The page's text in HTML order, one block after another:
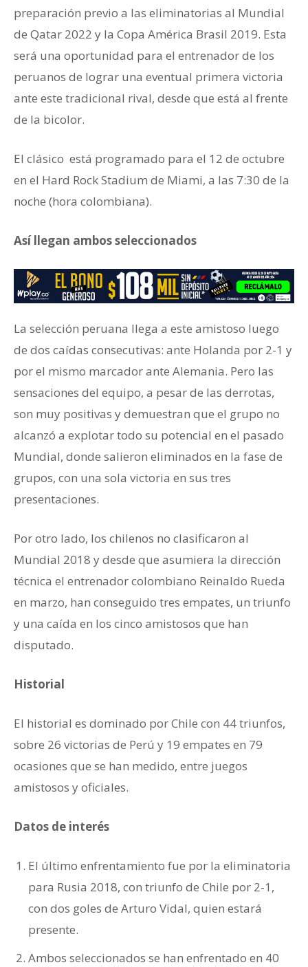
preparación previo a las eliminatorias al Mundial
de Qatar 2022 y la Copa América Brasil 2019. Esta
será una oportunidad para el entrenador de los
peruanos de lograr una eventual primera victoria
ante este tradicional rival, desde que está al frente
de la bicolor.
El clásico está programado para el 12 de octubre
en el Hard Rock Stadium de Miami, a las 7:30 de la
noche (hora colombiana).
Así llegan ambos seleccionados
La selección peruana llega a este amistoso luego
de dos caídas consecutivas: ante Holanda por 2-1 y
por el mismo marcador ante Alemania. Pero las
sensaciones del equipo, a pesar de las derrotas,
son muy positivas y demuestran que el grupo no
alcanzó a explotar todo su potencial en el pasado
Mundial, donde salieron eliminados en la fase de
grupos, con una sola victoria en sus tres
presentaciones.
Por otro lado, los chilenos no clasificaron al
Mundial 2018 y desde que asumiera la dirección
técnica el entrenador colombiano Reinaldo Rueda
en marzo, han conseguido tres empates, un triunfo
y una caída en los cinco amistosos que han
disputado.
Historial
El historial es dominado por Chile con 44 triunfos,
sobre 26 victorias de Perú y 19 empates en 79
ocasiones que se han medido, entre juegos
amistosos y oficiales.
Datos de interés
El último enfrentamiento fue por la eliminatoria
para Rusia 2018, con triunfo de Chile por 2-1,
con dos goles de Arturo Vidal, quien estará
presente.
Ambos seleccionados se han enfrentado en 40